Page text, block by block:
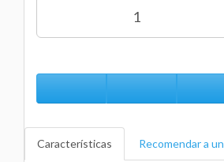
Características Recomendar a